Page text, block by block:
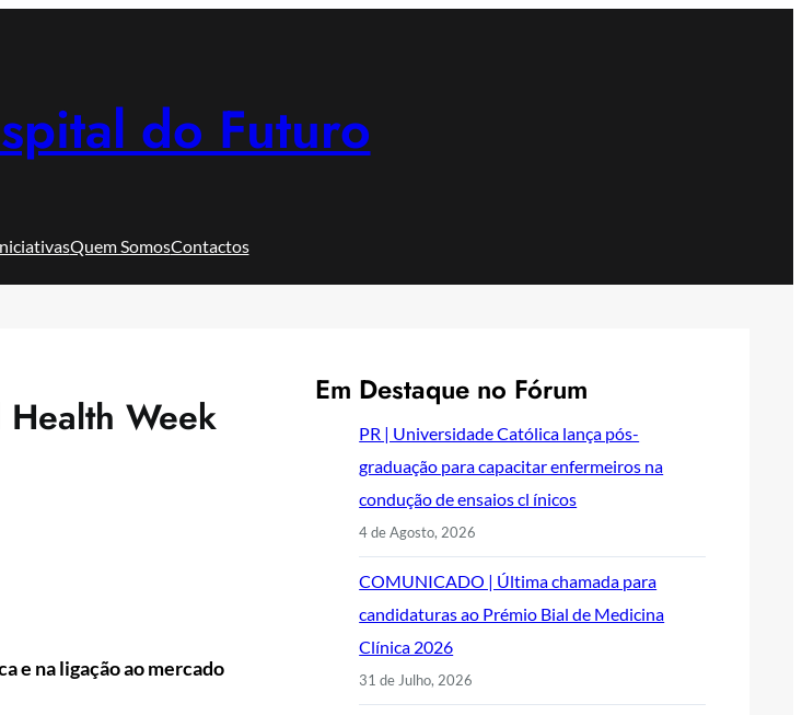
do Futuro
Quem SomosContactos
Week
e na ligação ao mercado
Em Destaque no Fórum
PR | Universidade Católica lança pós-
graduação para capacitar enfermeiros na
condução de ensaios cl ínicos
4 de Agosto, 2026
COMUNICADO | Última chamada para
candidaturas ao Prémio Bial de Medicina
Clínica 2026
31 de Julho, 2026